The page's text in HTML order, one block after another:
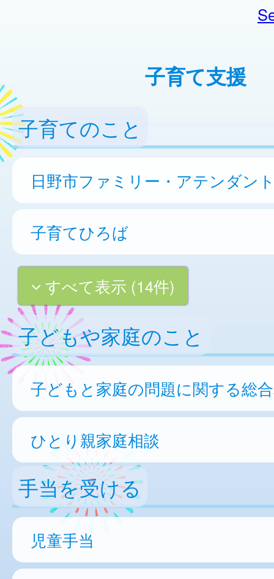
子育て支援
子育てのこと
日野市ファミリー・アテンダン
子育てひろば
すべて表示 (14件)
子どもや家庭のこと
子どもと家庭の問題に関する総
ひとり親家庭相談
手当を受ける
児童手当